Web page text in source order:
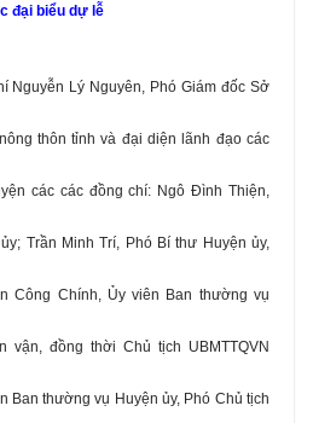
đại biểu dự lễ
Nguyễn Lý Nguyên, Phó Giám đốc Sở
thôn tỉnh và đại diện lãnh đạo các
các các đồng chí: Ngô Đình Thiện,
Trần Minh Trí, Phó Bí thư Huyện ủy,
Công Chính, Ủy viên Ban thường vụ
vận, đồng thời Chủ tịch UBMTTQVN
Ban thường vụ Huyện ủy, Phó Chủ tịch